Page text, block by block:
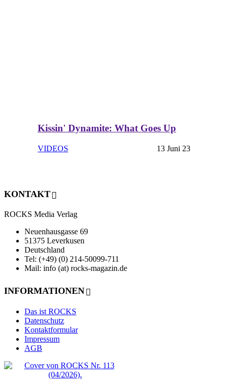
Kissin' Dynamite: What Goes Up
VIDEOS 13 Juni 23
KONTAKT
ROCKS Media Verlag
Neuenhausgasse 69
51375 Leverkusen
Deutschland
Tel: (+49) (0) 214-50099-711
Mail: info (at) rocks-magazin.de
INFORMATIONEN
Das ist ROCKS
Datenschutz
Kontaktformular
Impressum
AGB